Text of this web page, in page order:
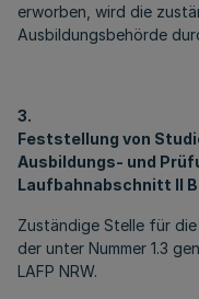
erworben, wird die
Ausbildungsbehörde
3.
Feststellung von
Ausbildungs- und
Laufbahnabschnitt II
Zuständige Stelle für
der unter Nummer 1.3
LAFP NRW.